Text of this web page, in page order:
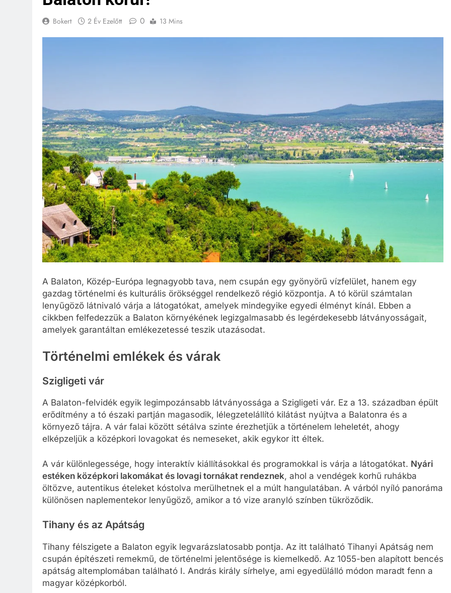
Bokert 2 Év Ezelőtt 0 13 Mins
A Balaton, Közép-Európa legnagyobb tava, nem csupán egy gyönyörű vízfelület, hanem egy
gazdag történelmi és kulturális örökséggel rendelkező régió központja. A tó körül számtalan
lenyűgöző látnivaló várja a látogatókat, amelyek mindegyike egyedi élményt kínál. Ebben a
cikkben felfedezzük a Balaton környékének legizgalmasabb és legérdekesebb látványosságait,
amelyek garantáltan emlékezetessé teszik utazásodat.
Történelmi emlékek és várak
Szigligeti vár
A Balaton-felvidék egyik legimpozánsabb látványossága a Szigligeti vár. Ez a 13. században épült
erődítmény a tó északi partján magasodik, lélegzetelállító kilátást nyújtva a Balatonra és a
környező tájra. A vár falai között sétálva szinte érezhetjük a történelem leheletét, ahogy
elképzeljük a középkori lovagokat és nemeseket, akik egykor itt éltek.
A vár különlegessége, hogy interaktív kiállításokkal és programokkal is várja a látogatókat. Nyári
estéken középkori lakomákat és lovagi tornákat rendeznek, ahol a vendégek korhű ruhákba
öltözve, autentikus ételeket kóstolva merülhetnek el a múlt hangulatában. A várból nyíló panoráma
különösen naplementekor lenyűgöző, amikor a tó vize aranyló színben tükröződik.
Tihany és az Apátság
Tihany félszigete a Balaton egyik legvarázslatosabb pontja. Az itt található Tihanyi Apátság nem
csupán építészeti remekmű, de történelmi jelentősége is kiemelkedő. Az 1055-ben alapított bencés
apátság altemplomában található I. András király sírhelye, ami egyedülálló módon maradt fenn a
magyar középkorból.